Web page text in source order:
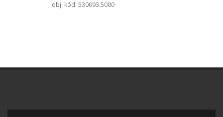
obj. kód: 530093.5000